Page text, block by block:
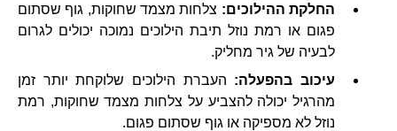
החלקת ההילוכים: צלחות מצמד שחוקות, גוף שסתום
פגום או רמת נוזל תיבת הילוכים נמוכה יכולים לגרום
לבעיה של גיר מחליק.
עיכוב בהפעלה: העברת הילוכים שלוקחת יותר זמן
מהרגיל יכולה להצביע על צלחות מצמד שחוקות, רמת
נוזל לא מספיקה או גוף שסתום פגום.